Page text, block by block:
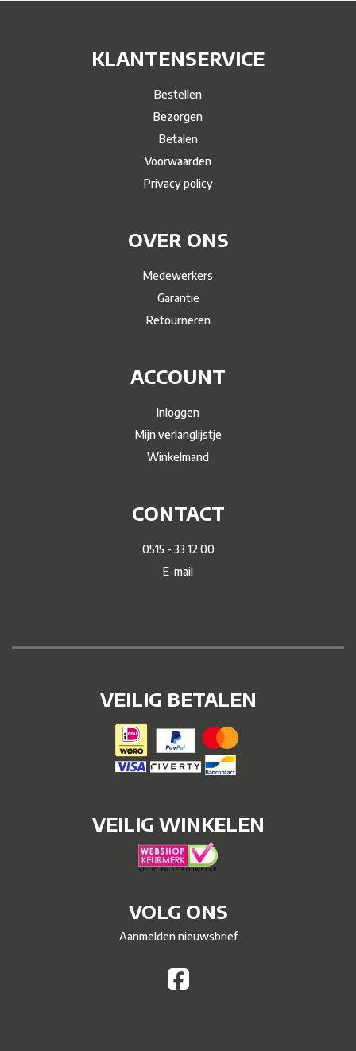
KLANTENSERVICE
Bestellen
Bezorgen
Betalen
Voorwaarden
Privacy policy
OVER ONS
Medewerkers
Garantie
Retourneren
ACCOUNT
Inloggen
Mijn verlanglijstje
Winkelmand
CONTACT
0515 - 33 12 00
E-mail
VEILIG BETALEN
VEILIG WINKELEN
VOLG ONS
Aanmelden nieuwsbrief